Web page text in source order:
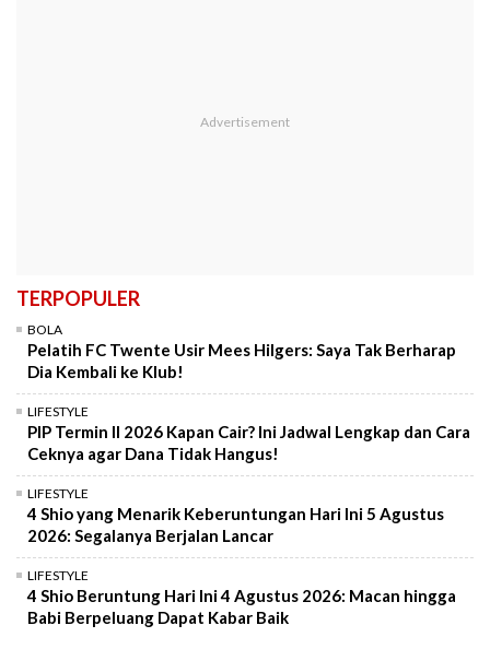
TERPOPULER
BOLA
Pelatih FC Twente Usir Mees Hilgers: Saya Tak Berharap
Dia Kembali ke Klub!
LIFESTYLE
PIP Termin II 2026 Kapan Cair? Ini Jadwal Lengkap dan Cara
Ceknya agar Dana Tidak Hangus!
LIFESTYLE
4 Shio yang Menarik Keberuntungan Hari Ini 5 Agustus
2026: Segalanya Berjalan Lancar
LIFESTYLE
4 Shio Beruntung Hari Ini 4 Agustus 2026: Macan hingga
Babi Berpeluang Dapat Kabar Baik